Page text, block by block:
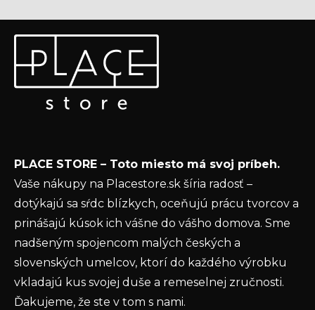
Odoberať newsletter
Vložte svoj e-mail a my Vám budeme zasielať informácie
o nových produktoch na našom e-shope.
ochrany osobných údajov
PRIHLÁSIŤ SA
PLACE STORE – Toto miesto má svoj príbeh.
Vaše nákupy na Placestore.sk šíria radosť –
dotýkajú sa sŕdc blízkych, oceňujú prácu tvorcov a
prinášajú kúsok ich vášne do vášho domova. Sme
nadšeným spojencom malých českých a
slovenských umelcov, ktorí do každého výrobku
vkladajú kus svojej duše a remeselnej zručnosti.
Ďakujeme, že ste v tom s nami.